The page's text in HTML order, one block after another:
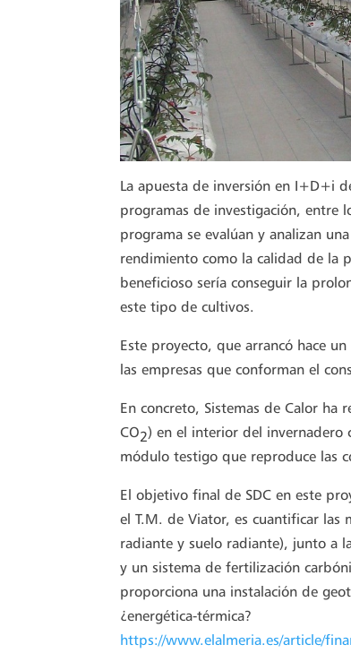
La apuesta de inversión en I+D+i
programas de investigación, entre
programa se evalúan y analizan
rendimiento como la calidad de la
beneficioso sería conseguir la
este tipo de cultivos.
Este proyecto, que arrancó hace
las empresas que conforman el
En concreto, Sistemas de Calor
CO2) en el interior del invernadero
módulo testigo que reproduce las
El objetivo final de SDC en este
el T.M. de Viator, es cuantificar
radiante y suelo radiante), junto a
y un sistema de fertilización
proporciona una instalación de
¿energética-térmica?
https://www.elalmeria.es/article/